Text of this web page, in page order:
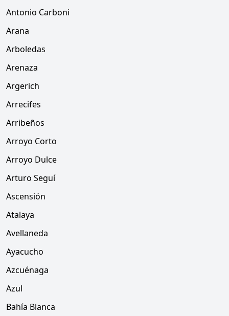
Antonio Carboni
Arana
Arboledas
Arenaza
Argerich
Arrecifes
Arribeños
Arroyo Corto
Arroyo Dulce
Arturo Seguí
Ascensión
Atalaya
Avellaneda
Ayacucho
Azcuénaga
Azul
Bahía Blanca